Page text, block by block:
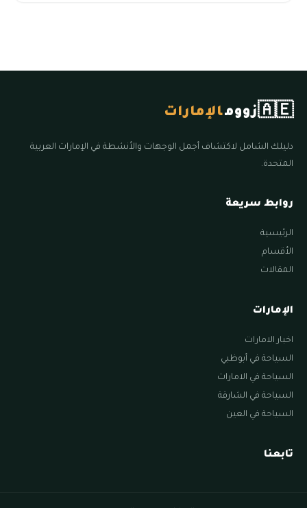
🇦🇪زوومالإمارات
دليلك الشامل لاكتشاف أجمل الوجهات والأنشطة في الإمارات العربية
المتحدة.
روابط سريعة
الرئيسية
الأقسام
المقالات
الإمارات
اخبار الامارات
السياحة في أبوظبي
السياحة في الامارات
السياحة في الشارقة
السياحة في العين
تابعنا